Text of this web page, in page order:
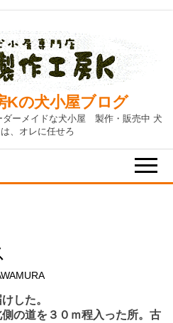
Kの犬小屋ブログ
ダーメイドな犬小屋 製作・販売中 犬
、オレに任せろ
した。
の道を３０ｍ程入った所。古